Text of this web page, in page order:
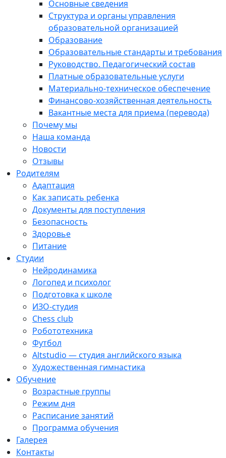
Основные сведения
Структура и органы управления
образовательной организацией
Образование
Образовательные стандарты и требования
Руководство. Педагогический состав
Платные образовательные услуги
Материально-техническое обеспечение
Финансово-хозяйственная деятельность
Вакантные места для приема (перевода)
Почему мы
Наша команда
Новости
Отзывы
Родителям
Адаптация
Как записать ребенка
Документы для поступления
Безопасность
Здоровье
Питание
Студии
Нейродинамика
Логопед и психолог
Подготовка к школе
ИЗО-студия
Chess club
Робототехника
Футбол
Altstudio — студия английского языка
Художественная гимнастика
Обучение
Возрастные группы
Режим дня
Расписание занятий
Программа обучения
Галерея
Контакты